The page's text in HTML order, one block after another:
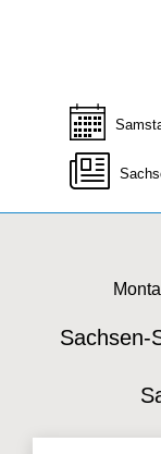
Sachsen-